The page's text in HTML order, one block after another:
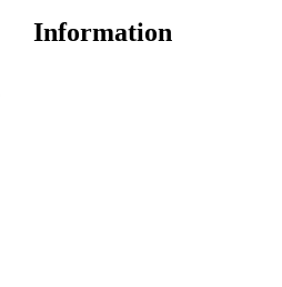
Information